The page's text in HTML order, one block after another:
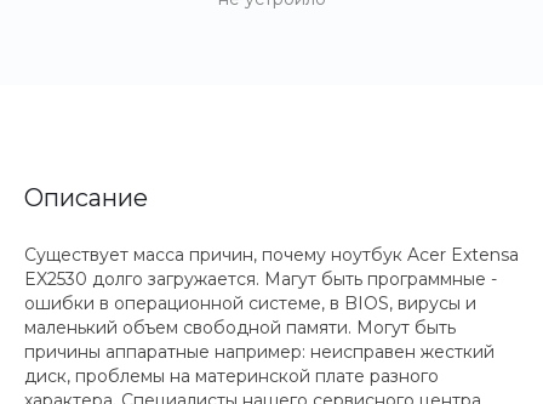
Описание
Существует масса причин, почему ноутбук Acer Extensa
EX2530 долго загружается. Магут быть программные -
ошибки в операционной системе, в BIOS, вирусы и
маленький объем свободной памяти. Могут быть
причины аппаратные например: неисправен жесткий
диск, проблемы на материнской плате разного